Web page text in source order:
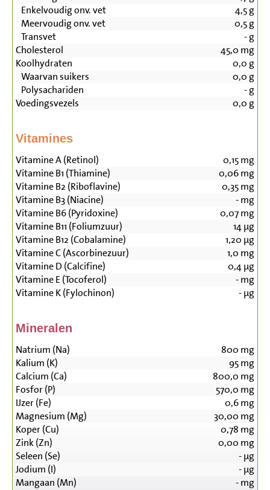
Enkelvoudig onv. vet
4,5g
Meervoudig onv. vet
0,5g
Transvet
-g
Cholesterol
45,0 mg
Koolhydraten
0,0 g
Waarvan suikers
0,0 g
Polysachariden
-g
Voedingsvezels
0,0 g
Vitamines
Vitamine A (Retinol) 0,15mg
Vitamine B1 (Thiamine)
0,06mg
Vitamine B2 (Riboflavine)
0,35mg
Vitamine B3 (Niacine)
-mg
Vitamine B6 (Pyridoxine)
0,07mg
Vitamine B11 (Foliumzuur)
14µg
Vitamine B12 (Cobalamine)
1,20 µg
Vitamine C (Ascorbinezuur)
1,0 mg
Vitamine D (Calcifine)
0,4µg
Vitamine E (Tocoferol)
-mg
Vitamine K (Fylochinon)
-µg
Mineralen
Natrium (Na) 800 mg
Kalium (K)
95mg
Calcium (Ca)
800,0 mg
Fosfor (P)
570,0 mg
IJzer (Fe)
0,6mg
Magnesium (Mg)
30,00 mg
Koper (Cu)
0,78 mg
Zink (Zn)
0,00 mg
Seleen (Se)
-µg
Jodium (I)
-µg
Mangaan (Mn)
-mg